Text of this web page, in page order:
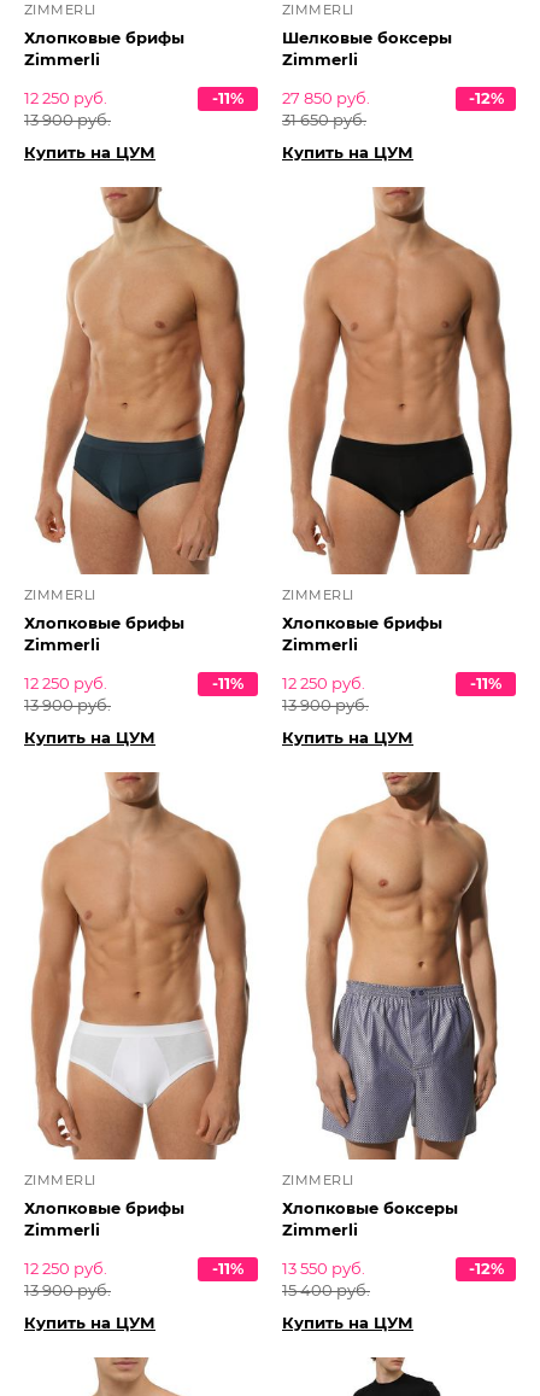
ZIMMERLI
Хлопковые брифы
Zimmerli
12 250 руб.
13 900 руб.
-11%
Купить на ЦУМ
ZIMMERLI
Шелковые боксеры
Zimmerli
27 850 руб.
31 650 руб.
-12%
Купить на ЦУМ
ZIMMERLI
Хлопковые брифы
Zimmerli
12 250 руб.
13 900 руб.
-11%
Купить на ЦУМ
ZIMMERLI
Хлопковые брифы
Zimmerli
12 250 руб.
13 900 руб.
-11%
Купить на ЦУМ
ZIMMERLI
Хлопковые брифы
Zimmerli
12 250 руб.
13 900 руб.
-11%
Купить на ЦУМ
ZIMMERLI
Хлопковые боксеры
Zimmerli
13 550 руб.
15 400 руб.
-12%
Купить на ЦУМ